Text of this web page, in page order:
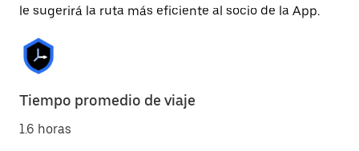
le sugerirá la ruta más eficiente al socio de la App.
Tiempo promedio de viaje
1.6 horas